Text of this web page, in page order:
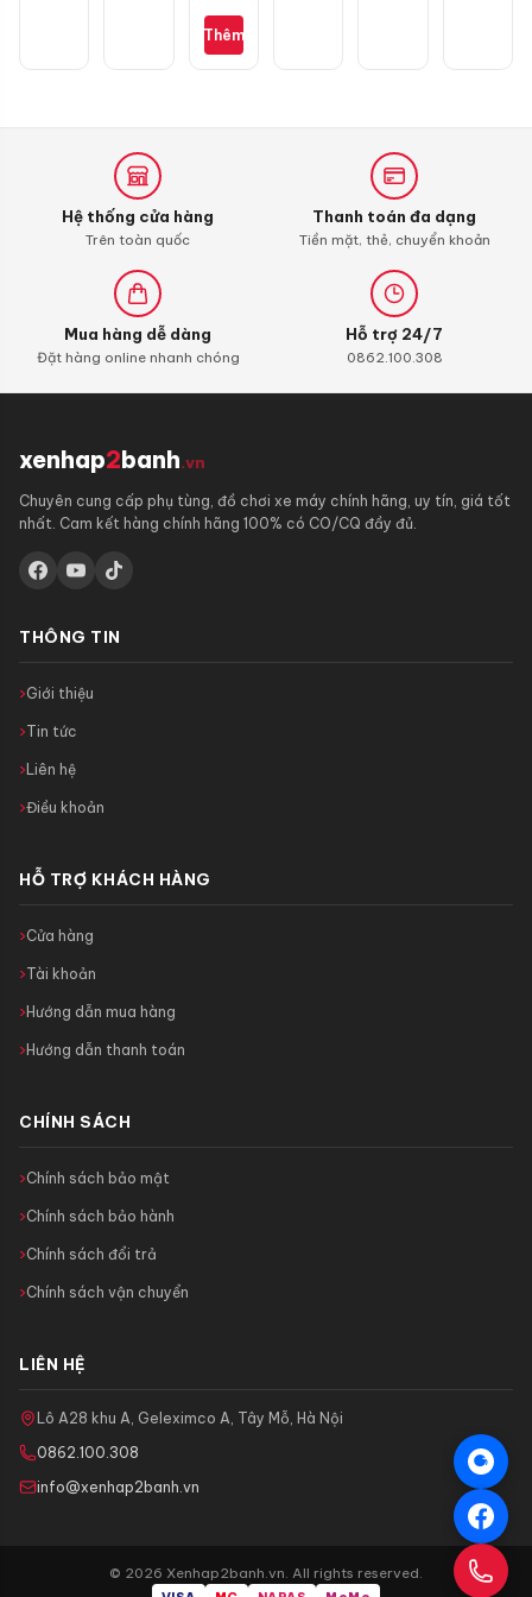
đốt
Liqui
Thêm
Hệ thống cửa hàng
Trên toàn quốc
Thanh toán đa dạng
Tiền mặt, thẻ, chuyển khoản
Mua hàng dễ dàng
Đặt hàng online nhanh chóng
Hỗ trợ 24/7
0862.100.308
xenhap2banh.vn
Chuyên cung cấp phụ tùng, đồ chơi xe máy chính hãng, uy tín, giá tốt
nhất. Cam kết hàng chính hãng 100% có CO/CQ đầy đủ.
THÔNG TIN
Giới thiệu
Tin tức
Liên hệ
Điều khoản
HỖ TRỢ KHÁCH HÀNG
Cửa hàng
Tài khoản
Hướng dẫn mua hàng
Hướng dẫn thanh toán
CHÍNH SÁCH
Chính sách bảo mật
Chính sách bảo hành
Chính sách đổi trả
Chính sách vận chuyển
LIÊN HỆ
Lô A28 khu A, Geleximco A, Tây Mỗ, Hà Nội
0862.100.308
info@xenhap2banh.vn
© 2026 Xenhap2banh.vn. All rights reserved.